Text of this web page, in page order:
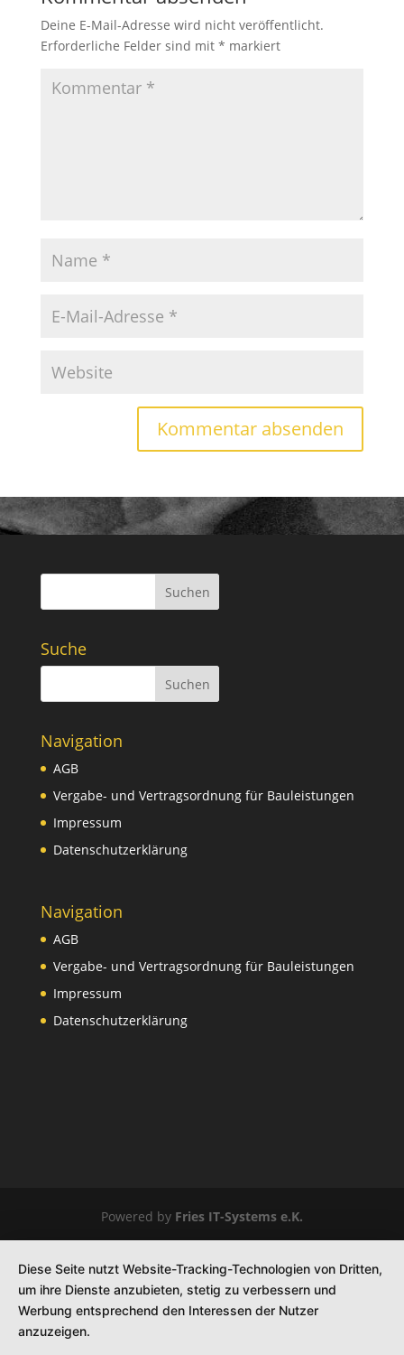
Deine E-Mail-Adresse wird nicht veröffentlicht.
Erforderliche Felder sind mit * markiert
Suchen
Suche
Navigation
AGB
Vergabe- und Vertragsordnung für Bauleistungen
Impressum
Datenschutzerklärung
Navigation
AGB
Vergabe- und Vertragsordnung für Bauleistungen
Impressum
Datenschutzerklärung
Powered by Fries IT-Systems e.K.
Diese Seite nutzt Website-Tracking-Technologien von Dritten,
um ihre Dienste anzubieten, stetig zu verbessern und
Werbung entsprechend den Interessen der Nutzer
anzuzeigen.